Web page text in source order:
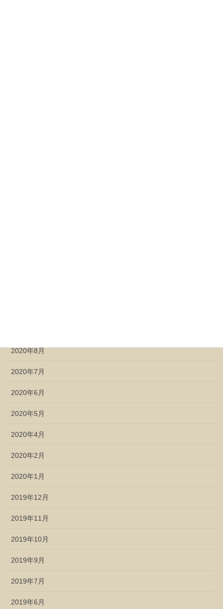
2020年8月
2020年7月
2020年6月
2020年5月
2020年4月
2020年2月
2020年1月
2019年12月
2019年11月
2019年10月
2019年9月
2019年7月
2019年6月